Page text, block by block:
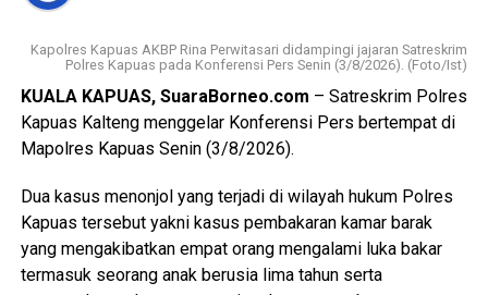
Kapolres Kapuas AKBP Rina Perwitasari didampingi jajaran Satreskrim
Polres Kapuas pada Konferensi Pers Senin (3/8/2026). (Foto/Ist)
KUALA KAPUAS, SuaraBorneo.com – Satreskrim Polres
Kapuas Kalteng menggelar Konferensi Pers bertempat di
Mapolres Kapuas Senin (3/8/2026).
Dua kasus menonjol yang terjadi di wilayah hukum Polres
Kapuas tersebut yakni kasus pembakaran kamar barak
yang mengakibatkan empat orang mengalami luka bakar
termasuk seorang anak berusia lima tahun serta